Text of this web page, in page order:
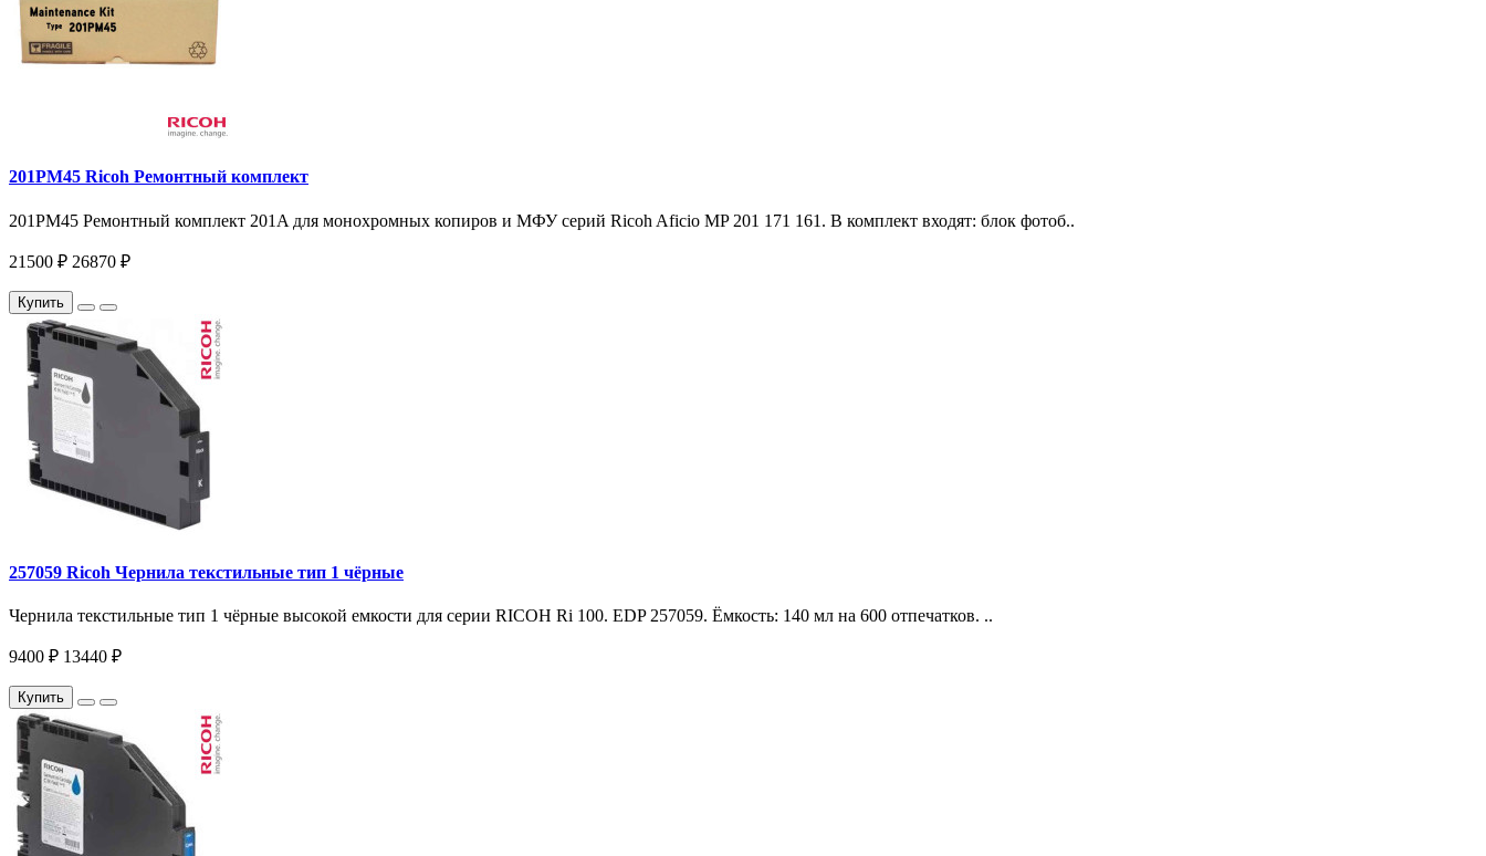
201PM45 Ricoh Ремонтный комплект
201PM45 Ремонтный комплект 201A для монохромных копиров и МФУ серий Ricoh Aficio MP 201 171 161. В комплект входят: блок фотоб..
21500 ₽ 26870 ₽
Купить
257059 Ricoh Чернила текстильные тип 1 чёрные
Чернила текстильные тип 1 чёрные высокой емкости для серии RICOH Ri 100. EDP 257059. Ёмкость: 140 мл на 600 отпечатков. ..
9400 ₽ 13440 ₽
Купить